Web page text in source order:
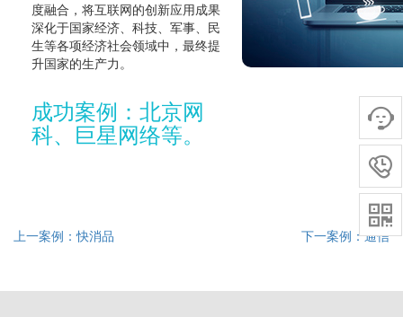
度融合，将互联网的创新应用成果
深化于国家经济、科技、军事、民
生等各项经济社会领域中，最终提
升国家的生产力。
成功案例：北京网
科、巨星网络等。
上一案例：快消品 下一案例：通信


